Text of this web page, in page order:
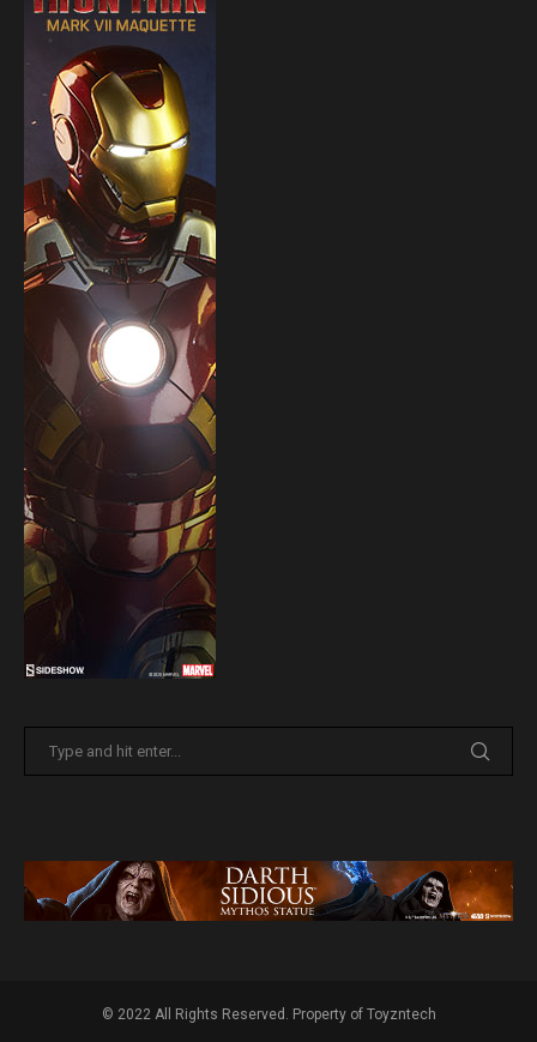
© 2022 All Rights Reserved. Property of Toyzntech